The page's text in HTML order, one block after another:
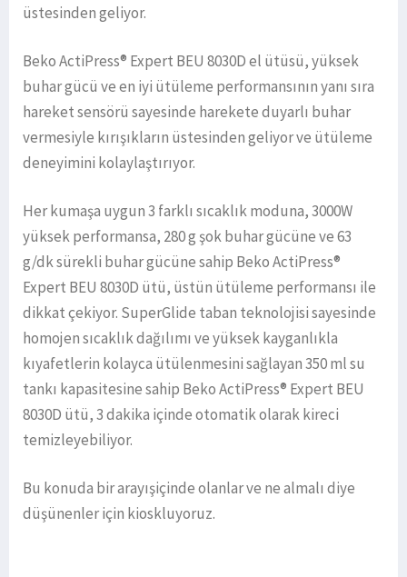
üstesinden geliyor.
Beko ActiPress® Expert BEU 8030D el ütüsü, yüksek
buhar gücü ve en iyi ütüleme performansının yanı sıra
hareket sensörü sayesinde harekete duyarlı buhar
vermesiyle kırışıkların üstesinden geliyor ve ütüleme
deneyimini kolaylaştırıyor.
Her kumaşa uygun 3 farklı sıcaklık moduna, 3000W
yüksek performansa, 280 g şok buhar gücüne ve 63
g/dk sürekli buhar gücüne sahip Beko ActiPress®
Expert BEU 8030D ütü, üstün ütüleme performansı ile
dikkat çekiyor. SuperGlide taban teknolojisi sayesinde
homojen sıcaklık dağılımı ve yüksek kayganlıkla
kıyafetlerin kolayca ütülenmesini sağlayan 350 ml su
tankı kapasitesine sahip Beko ActiPress® Expert BEU
8030D ütü, 3 dakika içinde otomatik olarak kireci
temizleyebiliyor.
Bu konuda bir arayışiçinde olanlar ve ne almalı diye
düşünenler için kioskluyoruz.